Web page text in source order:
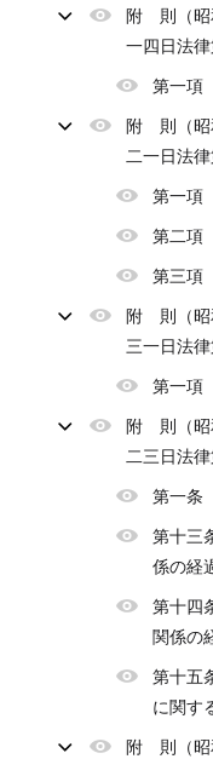
附 則（昭
一四日法律
第一項
附 則（昭
二一日法律
第一項
第二項
第三項
附 則（昭
三一日法律
第一項
附 則（昭
二三日法律
第一条
第十三
係の経
第十四
関係の
第十五
に関す
附 則（昭